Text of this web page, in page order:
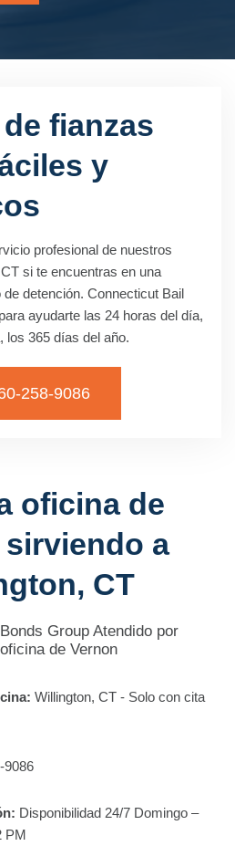
fianzas
y
profesional de nuestros
si te encuentras en una
detención. Connecticut Bail
ayudarte las 24 horas del día,
los 365 días del año.
258-9086
oficina de
a
CT
Group Atendido por
de Vernon
Willington, CT - Solo con cita
9086
Disponibilidad 24/7 Domingo –
PM